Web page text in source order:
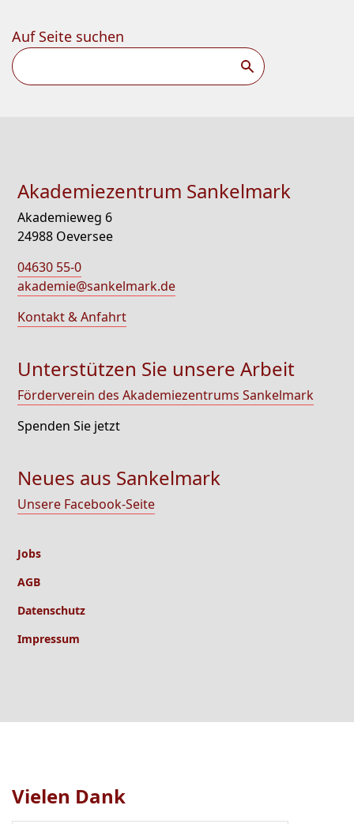
Auf Seite suchen
Suchen
Akademiezentrum Sankelmark
Akademieweg 6
24988 Oeversee
04630 55-0
akademie@sankelmark.de
Kontakt & Anfahrt
Unterstützen Sie unsere Arbeit
Förderverein des Akademiezentrums Sankelmark
Spenden Sie jetzt
Neues aus Sankelmark
Unsere Facebook-Seite
Jobs
AGB
Datenschutz
Impressum
Vielen Dank